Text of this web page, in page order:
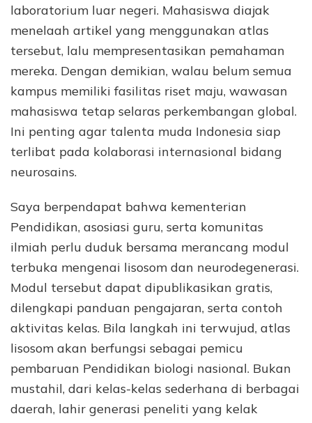
laboratorium luar negeri. Mahasiswa diajak
menelaah artikel yang menggunakan atlas
tersebut, lalu mempresentasikan pemahaman
mereka. Dengan demikian, walau belum semua
kampus memiliki fasilitas riset maju, wawasan
mahasiswa tetap selaras perkembangan global.
Ini penting agar talenta muda Indonesia siap
terlibat pada kolaborasi internasional bidang
neurosains.
Saya berpendapat bahwa kementerian
Pendidikan, asosiasi guru, serta komunitas
ilmiah perlu duduk bersama merancang modul
terbuka mengenai lisosom dan neurodegenerasi.
Modul tersebut dapat dipublikasikan gratis,
dilengkapi panduan pengajaran, serta contoh
aktivitas kelas. Bila langkah ini terwujud, atlas
lisosom akan berfungsi sebagai pemicu
pembaruan Pendidikan biologi nasional. Bukan
mustahil, dari kelas-kelas sederhana di berbagai
daerah, lahir generasi peneliti yang kelak